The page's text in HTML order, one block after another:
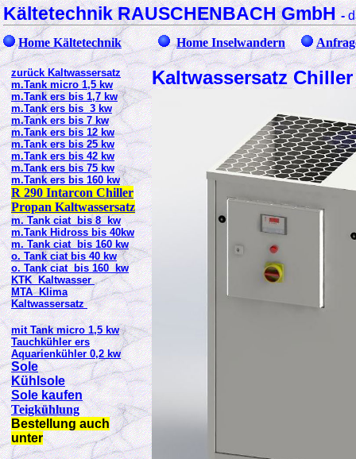
Kältetechnik RAUSCHENBACH GmbH-
Home Kältetechnik
Home Inselwandern
zurück Kaltwassersatz
m.Tank micro 1,5 kw
m.Tank ers bis 1,7 kw
m.Tank ers bis 3 kw
m.Tank ers bis 7 kw
m.Tank ers bis 12 kw
m.Tank ers bis 25 kw
m.Tank ers bis 42 kw
m.Tank ers bis 75 kw
m.Tank ers bis 160 kw
R 290 Intarcon Chiller
Propan Kaltwassersatz
m. Tank ciat bis 8 kw
m.Tank Hidross bis 40kw
m. Tank ciat bis 160 kw
o. Tank ciat bis 40 kw
o. Tank ciat bis 160 kw
KTK Kaltwasser
MTA Klima
Kaltwassersatz
mit Tank micro 1,5 kw
Tauchkühler ers
Aquarienkühler 0,2 kw
Sole
Kühlsole
Sole kaufen
Teigkühlung
Bestellung auch
unter
Kaltwassersatz